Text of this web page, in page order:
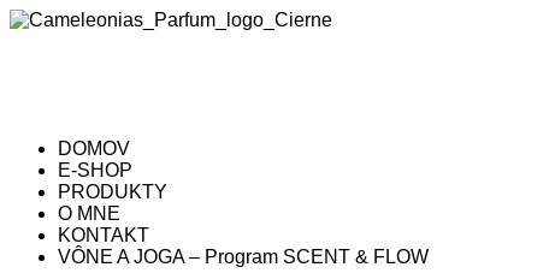
Preskočiť
DOMOV
E-SHOP
PRODUKTY
O MNE
KONTAKT
VÔNE A JOGA – Program SCENT & FLOW